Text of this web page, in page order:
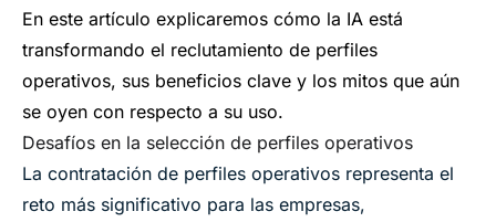
En este artículo explicaremos cómo la IA está
transformando el reclutamiento de perfiles
operativos, sus beneficios clave y los mitos que aún
se oyen con respecto a su uso.
Desafíos en la selección de perfiles operativos
La contratación de perfiles operativos representa el
reto más significativo para las empresas,